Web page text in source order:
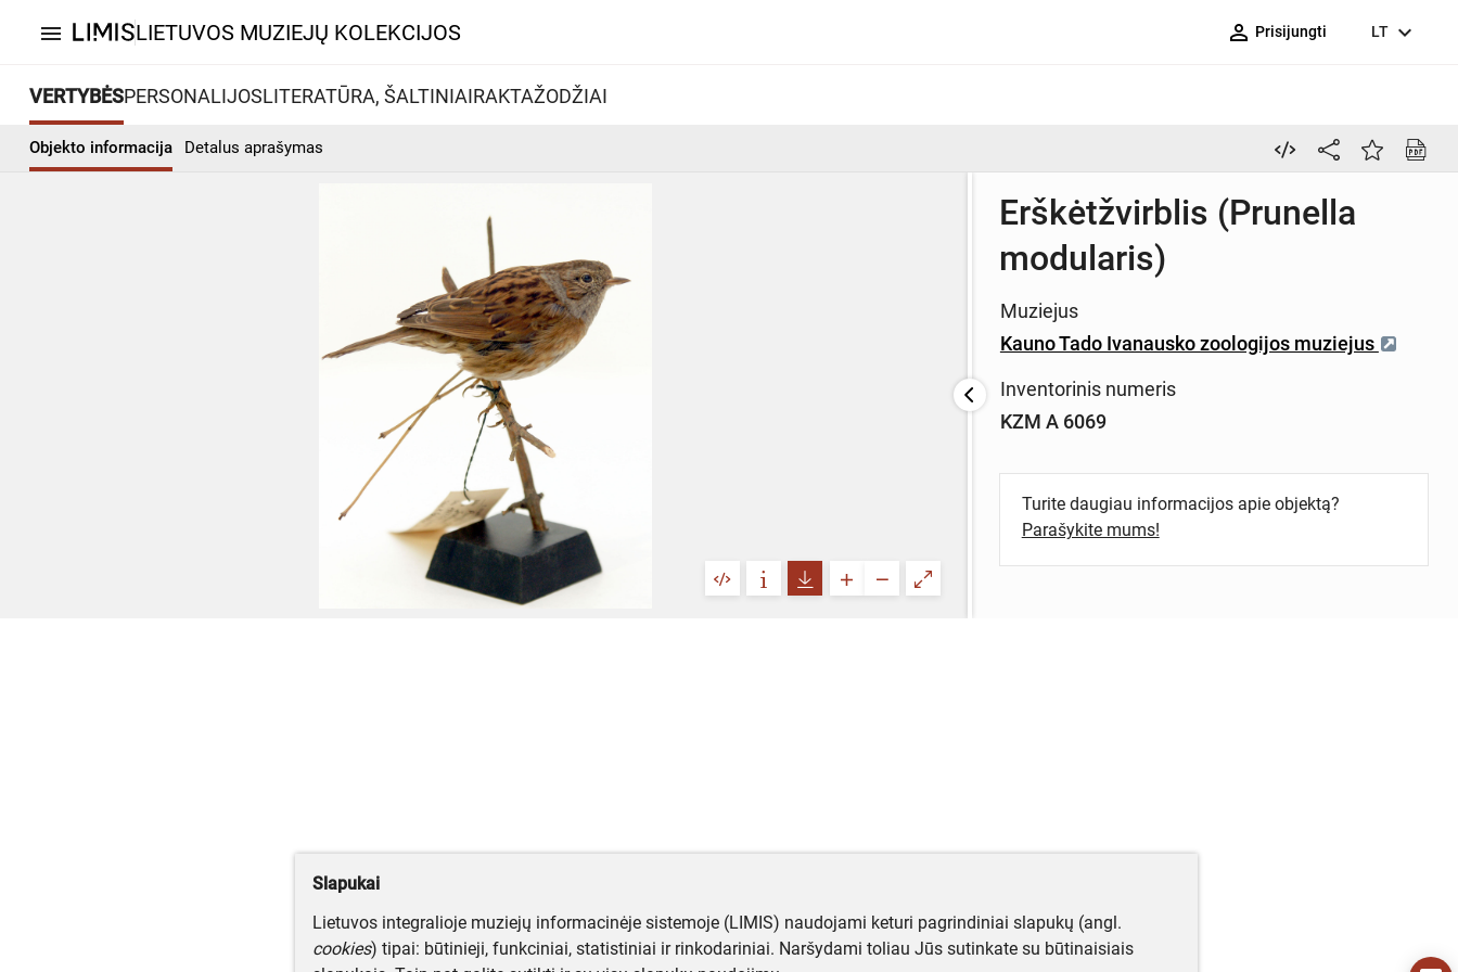
menu LIETUVOS MUZIEJŲ KOLEKCIJOS person_outline Prisijungti LT expand_more
VERTYBĖSPERSONALIJOSLITERATŪRA, ŠALTINIAIRAKTAŽODŽIAI
Objekto informacija Detalus aprašymas
Erškėtžvirblis (Prunella
modularis)
Muziejus
Kauno Tado Ivanausko zoologijos muziejus
Inventorinis numeris
KZM A 6069
Turite daugiau informacijos apie objektą?
Parašykite mums!
Slapukai
Lietuvos integralioje muziejų informacinėje sistemoje (LIMIS) naudojami keturi pagrindiniai slapukų (angl.
cookies) tipai: būtinieji, funkciniai, statistiniai ir rinkodariniai. Naršydami toliau Jūs sutinkate su būtinaisiais